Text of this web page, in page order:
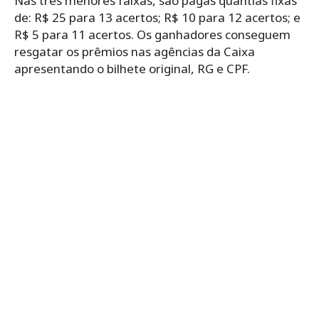
de: R$ 25 para 13 acertos; R$ 10 para 12 acertos; e
R$ 5 para 11 acertos. Os ganhadores conseguem
resgatar os prêmios nas agências da Caixa
apresentando o bilhete original, RG e CPF.